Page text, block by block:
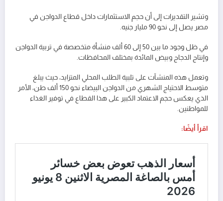
وتشير التقديرات إلى أن حجم الاستثمارات داخل قطاع الدواجن في
مصر يصل إلى نحو 90 مليار جنيه.
في ظل وجود ما بين 50 إلى 60 ألف منشأة متخصصة في تربية الدواجن
وإنتاج الدجاج وبيض المائدة بمختلف المحافظات.
وتعمل هذه المنشآت على تلبية الطلب المحلي المتزايد، حيث يبلغ
متوسط الاحتياج الشهري من الدواجن البيضاء نحو 150 ألف طن، الأمر
الذي يعكس حجم الاعتماد الكبير على هذا القطاع في توفير الغذاء
للمواطنين.
اقرأ أيضًا: